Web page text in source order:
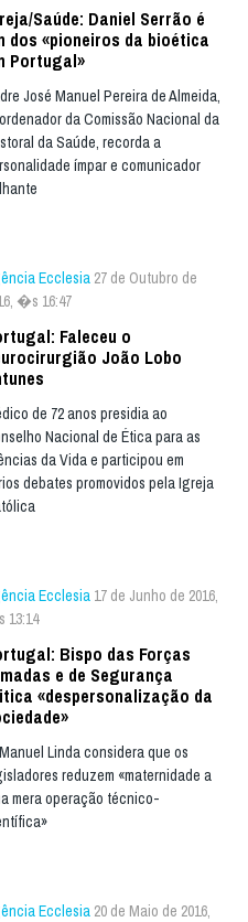
Saúde: Daniel Serrão é
dos «pioneiros da bioética
Portugal»
José Manuel Pereira de Almeida,
da Comissão Nacional da
da Saúde, recorda a
ímpar e comunicador
Ecclesia 27 de Outubro de
�s 16:47
Faleceu o
João Lobo
de 72 anos presidia ao
Nacional de Ética para as
da Vida e participou em
debates promovidos pela Igreja
Ecclesia 17 de Junho de 2016,
Bispo das Forças
e de Segurança
«despersonalização da
Linda considera que os
reduzem «maternidade a
mera operação técnico-
Ecclesia 20 de Maio de 2016,